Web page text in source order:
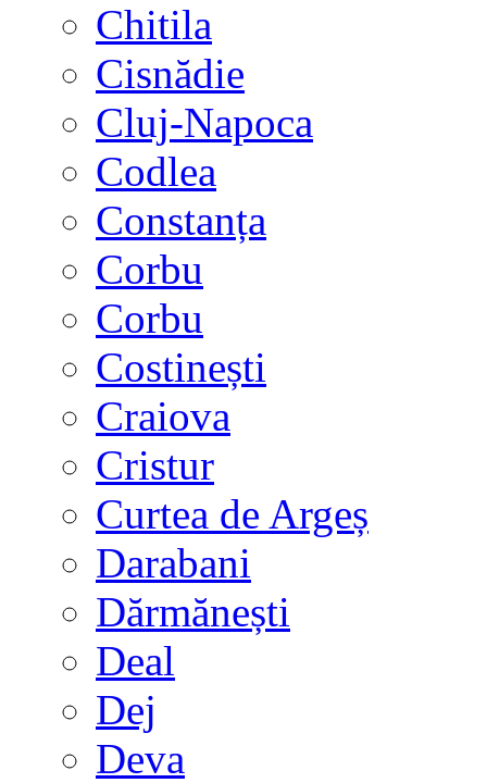
Chitila
Cisnădie
Cluj-Napoca
Codlea
Constanța
Corbu
Corbu
Costinești
Craiova
Cristur
Curtea de Argeș
Darabani
Dărmănești
Deal
Dej
Deva